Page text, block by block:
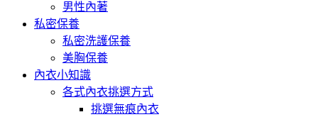
男性內著
私密保養
私密洗護保養
美胸保養
內衣小知識
各式內衣挑選方式
挑選無痕內衣